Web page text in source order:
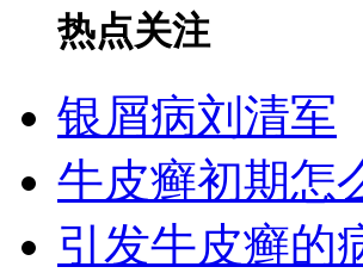
热点关注
银屑病刘清军
牛皮癣初期怎
引发牛皮癣的